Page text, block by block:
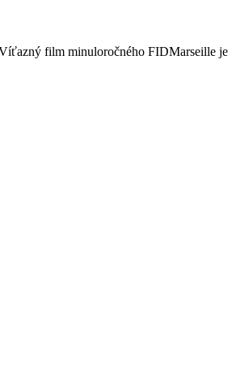
film minuloročného FIDMarseille je